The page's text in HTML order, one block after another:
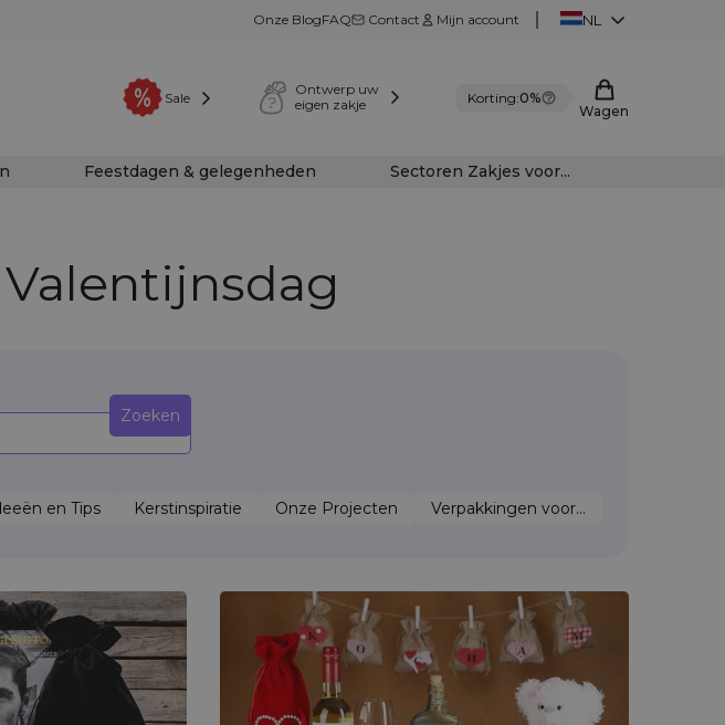
Onze BlogFAQ Contact Mijn account NL
Sale
Ontwerp uw
eigen zakje
Korting:0%
Wagen
Feestdagen & gelegenheden Sectoren Zakjes voor...
Zoeken
en Tips Kerstinspiratie Onze Projecten Verpakkingen voor...